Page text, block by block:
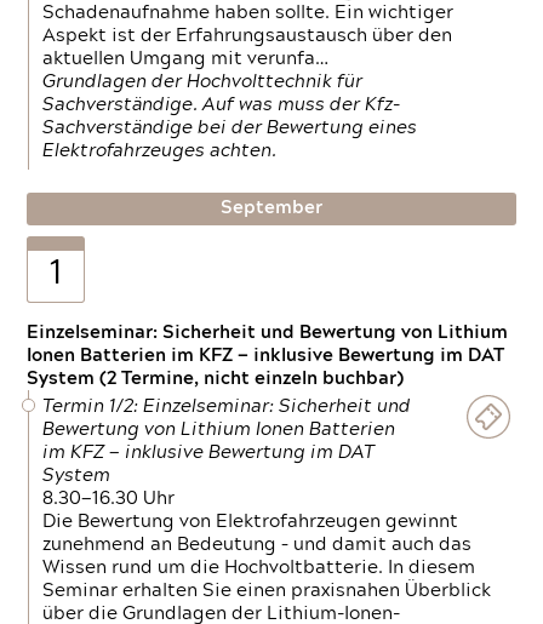
Schadenaufnahme haben sollte. Ein wichtiger
Aspekt ist der Erfahrungsaustausch über den
aktuellen Umgang mit verunfa…
Grundlagen der Hochvolttechnik für
Sachverständige. Auf was muss der Kfz-
Sachverständige bei der Bewertung eines
Elektrofahrzeuges achten.
September
1
Einzelseminar: Sicherheit und Bewertung von Lithium
Ionen Batterien im KFZ — inklusive Bewertung im DAT
System (2 Termine, nicht einzeln buchbar)
Termin 1/2: Einzelseminar: Sicherheit und
Bewertung von Lithium Ionen Batterien
im KFZ — inklusive Bewertung im DAT
System
8.30—16.30 Uhr
Die Bewertung von Elektrofahrzeugen gewinnt
zunehmend an Bedeutung – und damit auch das
Wissen rund um die Hochvoltbatterie. In diesem
Seminar erhalten Sie einen praxisnahen Überblick
über die Grundlagen der Lithium-Ionen-